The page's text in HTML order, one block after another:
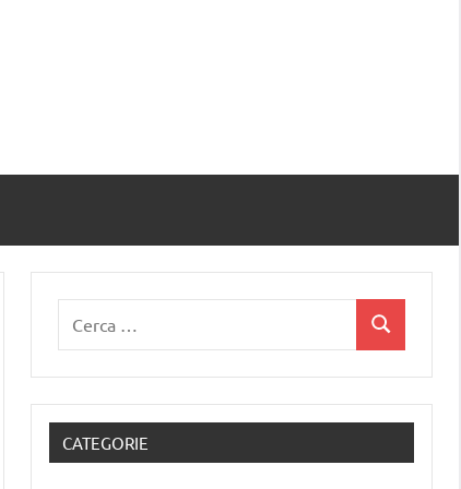
Cerca
CATEGORIE